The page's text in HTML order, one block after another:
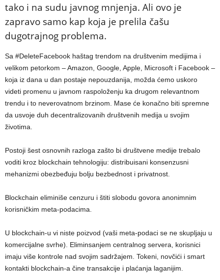
tako i na sudu javnog mnjenja. Ali ovo je
zapravo samo kap koja je prelila čašu
dugotrajnog problema.
Sa #DeleteFacebook haštag trendom na društvenim medijima i
velikom petorkom – Amazon, Google, Apple, Microsoft i Facebook –
koja iz dana u dan postaje nepouzdanija, možda ćemo uskoro
videti promenu u javnom raspoloženju ka drugom relevantnom
trendu i to neverovatnom brzinom. Mase će konačno biti spremne
da usvoje duh decentralizovanih društvenih medija u svojim
životima.
Postoji šest osnovnih razloga zašto bi društvene medije trebalo
voditi kroz blockchain tehnologiju: distribuisani konsenzusni
mehanizmi obezbeđuju bolju bezbednost i privatnost.
Blockchain eliminiše cenzuru i štiti slobodu govora anonimnim
korisničkim meta-podacima.
U blockchain-u vi niste poizvod (vaši meta-podaci se ne skupljaju u
komercijalne svrhe). Eliminsanjem centralnog servera, korisnici
imaju više kontrole nad svojim sadržajem. Tokeni, novčići i smart
kontakti blockchain-a čine transakcije i plaćanja laganijim.